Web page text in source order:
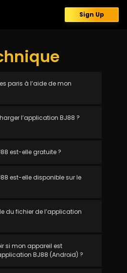
Sign Up
paris à l’aide de mon
l’application BJ88 ?
est-elle gratuite ?
est-elle disponible sur le
du fichier de l’application
si mon appareil est
BJ88 (Android) ?